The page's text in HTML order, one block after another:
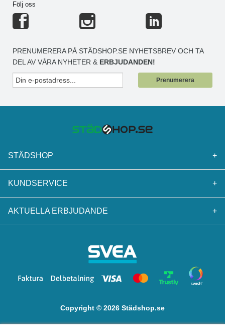
Följ oss
PRENUMERERA PÅ STÄDSHOP.SE NYHETSBREV OCH TA
DEL AV VÅRA NYHETER & ERBJUDANDEN!
Prenumerera
STÄDSHOP +
KUNDSERVICE +
AKTUELLA ERBJUDANDE +
Copyright © 2026 Städshop.se